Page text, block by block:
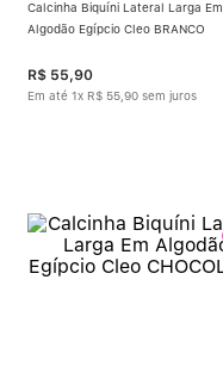
Calcinha Biquíni Lateral Larga Em
Algodão Egípcio Cleo BRANCO
R$ 55,90
Em até 1x R$ 55 90 sem juros